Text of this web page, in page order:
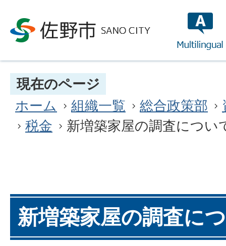
現在のページ
ホーム
組織一覧 総合政策部
税金
新増築家屋の調査につい
新増築家屋の調査に